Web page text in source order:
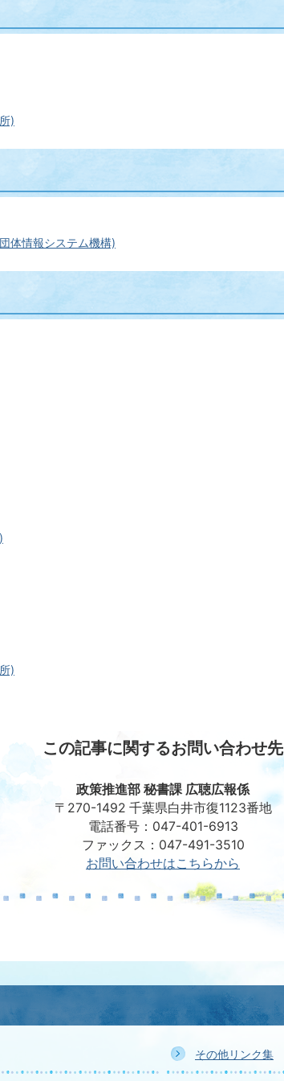
)
体情報システム機構)
)
この記事に関するお問い合わせ先
政策推進部 秘書課 広聴広報係
〒270-1492 千葉県白井市復1123番地
電話番号：047-401-6913
ファックス：047-491-3510
お問い合わせはこちらから
その他リンク集